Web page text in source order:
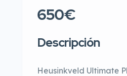
650€
Descripción
Heusinkveld Ultimate